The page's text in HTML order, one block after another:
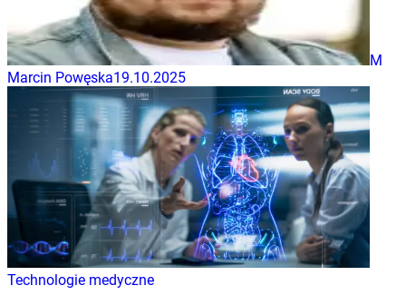
M
Marcin Powęska19.10.2025
Technologie medyczne